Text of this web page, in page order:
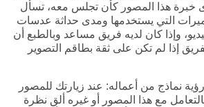
هذا المصور كأن تجلس معه، تسأل
التي يستخدمها ومدى حداثة عدسات
وإذا كان لديه فريق مساعد وبالطبع أن
إذا لم تكن على ثقة بطاقم التصوير
نماذج من أعماله: عند زيارتك للمصور
مع هذا المصور أو غيره ألق نظرة